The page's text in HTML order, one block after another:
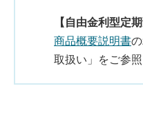
【自由金利型定
商品概要説明書
取扱い」をご参照